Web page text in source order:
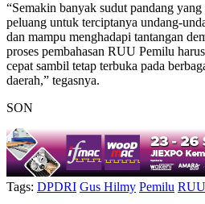
“Semakin banyak sudut pandang
peluang untuk terciptanya undang-
dan mampu menghadapi tantangan
proses pembahasan RUU Pemilu
cepat sambil tetap terbuka pada
daerah,” tegasnya.
SON
Tags: DPDRI Gus Hilmy Pemilu RUU